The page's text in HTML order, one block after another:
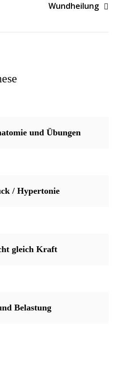
Wundheilung
und Übungen
/ Hypertonie
gleich Kraft
Belastung